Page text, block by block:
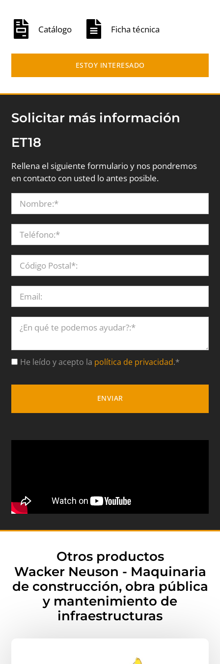
Catálogo Ficha técnica
ESTOY INTERESADO
Solicitar más información
ET18
Rellena el siguiente formulario y nos pondremos
en contacto con usted lo antes posible.
He leído y acepto la política de privacidad.*
ENVIAR
Otros productos
Wacker Neuson - Maquinaria
de construcción, obra pública
y mantenimiento de
infraestructuras